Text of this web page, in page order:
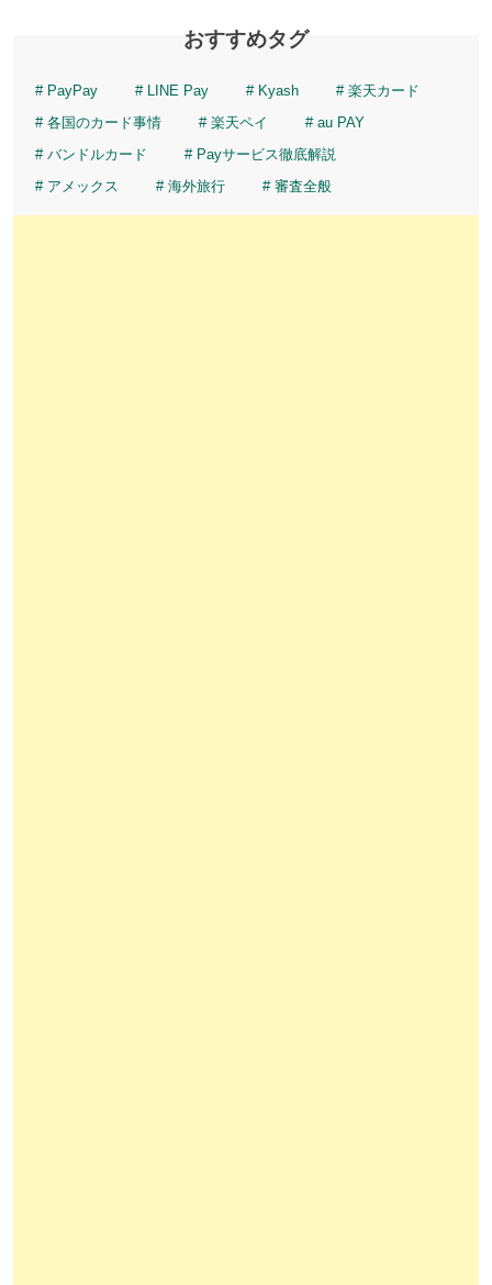
おすすめタグ
PayPay LINE Pay Kyash
楽天カード
各国のカード事情
楽天ペイ
au PAY
バンドルカード
Payサービス徹底解説
アメックス
海外旅行 審査全般